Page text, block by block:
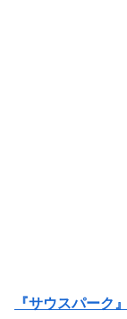
『サウスパーク』